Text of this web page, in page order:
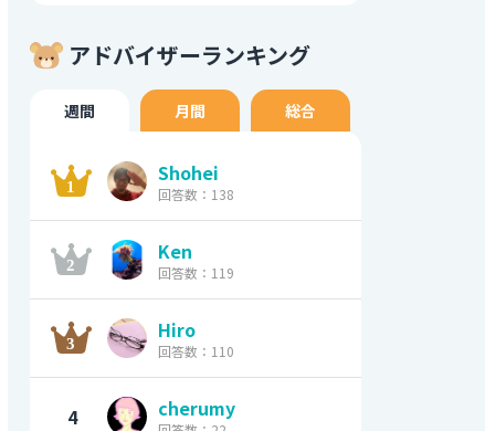
アドバイザーランキング
週間 月間 総合
Shohei
回答数：138
Ken
回答数：119
Hiro
回答数：110
4 cherumy